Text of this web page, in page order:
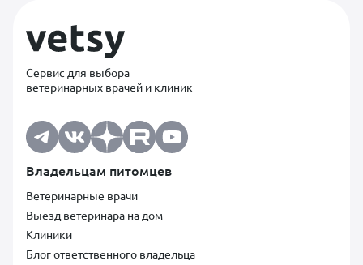
Сервис для выбора
ветеринарных врачей и клиник
Владельцам питомцев
Ветеринарные врачи
Выезд ветеринара на дом
Клиники
Блог ответственного владельца